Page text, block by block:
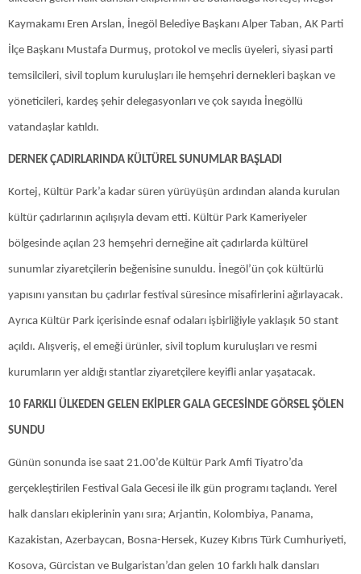
Kaymakamı Eren Arslan, İnegöl Belediye Başkanı Alper Taban, AK Parti
İlçe Başkanı Mustafa Durmuş, protokol ve meclis üyeleri, siyasi parti
temsilcileri, sivil toplum kuruluşları ile hemşehri dernekleri başkan ve
yöneticileri, kardeş şehir delegasyonları ve çok sayıda İnegöllü
vatandaşlar katıldı.
DERNEK ÇADIRLARINDA KÜLTÜREL SUNUMLAR BAŞLADI
Kortej, Kültür Park’a kadar süren yürüyüşün ardından alanda kurulan
kültür çadırlarının açılışıyla devam etti. Kültür Park Kameriyeler
bölgesinde açılan 23 hemşehri derneğine ait çadırlarda kültürel
sunumlar ziyaretçilerin beğenisine sunuldu. İnegöl’ün çok kültürlü
yapısını yansıtan bu çadırlar festival süresince misafirlerini ağırlayacak.
Ayrıca Kültür Park içerisinde esnaf odaları işbirliğiyle yaklaşık 50 stant
açıldı. Alışveriş, el emeği ürünler, sivil toplum kuruluşları ve resmi
kurumların yer aldığı stantlar ziyaretçilere keyifli anlar yaşatacak.
10 FARKLI ÜLKEDEN GELEN EKİPLER GALA GECESİNDE GÖRSEL ŞÖLEN
SUNDU
Günün sonunda ise saat 21.00’de Kültür Park Amfi Tiyatro’da
gerçekleştirilen Festival Gala Gecesi ile ilk gün programı taçlandı. Yerel
halk dansları ekiplerinin yanı sıra; Arjantin, Kolombiya, Panama,
Kazakistan, Azerbaycan, Bosna-Hersek, Kuzey Kıbrıs Türk Cumhuriyeti,
Kosova, Gürcistan ve Bulgaristan’dan gelen 10 farklı halk dansları